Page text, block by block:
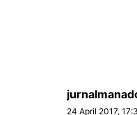
24 April 2017,